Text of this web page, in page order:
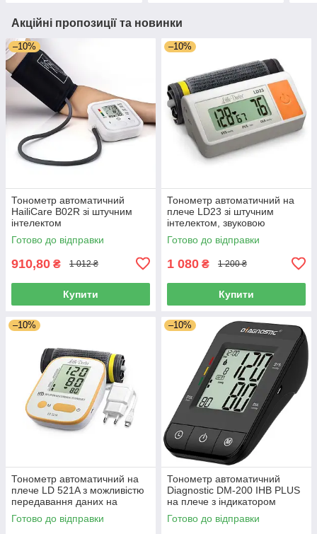
Акційні пропозиції та новинки
–10%
Тонометр автоматичний
HailiCare B02R зі штучним
інтелектом
Готово до відправки
910,80 ₴ 1 012 ₴
Купити
–10%
Тонометр автоматичний на
плече LD23 зі штучним
інтелектом, звуковою
індикацією, Сінгапур
Готово до відправки
1 080 ₴ 1 200 ₴
Купити
–10%
Тонометр автоматичний на
плече LD 521A з можливістю
передавання даних на
комп'ютер, Сінгапур
Готово до відправки
–10%
Тонометр автоматичний
Diagnostic DM-200 IHB PLUS
на плече з індикатором
аритмії, адаптером, Польща
Готово до відправки